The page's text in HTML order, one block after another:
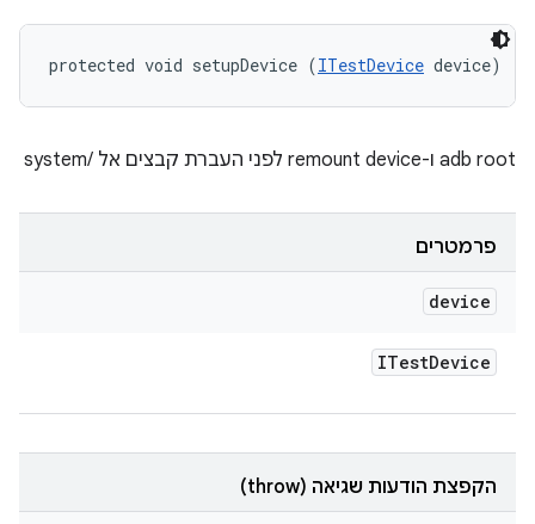
protected void setupDevice (ITestDevice device)
‫adb root ו-remount device לפני העברת קבצים אל /system
פרמטרים
device
ITestDevice
הקפצת הודעות שגיאה (throw)